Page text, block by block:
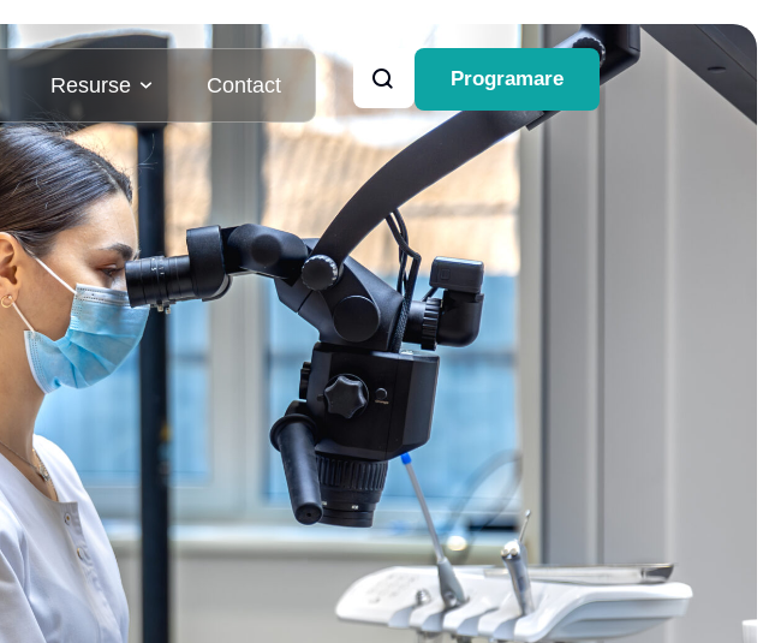
Resurse Contact Programare